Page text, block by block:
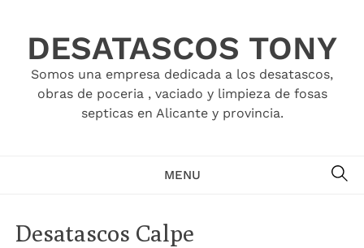
contentDESATASCOS TONY
Somos una empresa dedicada a los desatascos,
obras de poceria , vaciado y limpieza de fosas
septicas en Alicante y provincia.
MENU
Desatascos Calpe